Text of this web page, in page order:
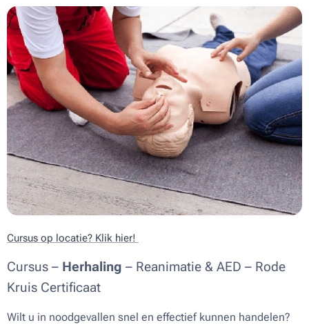
Cursus op locatie? Klik hier!
Cursus – Herhaling – Reanimatie & AED – Rode
Kruis Certificaat
Wilt u in noodgevallen snel en effectief kunnen handelen?